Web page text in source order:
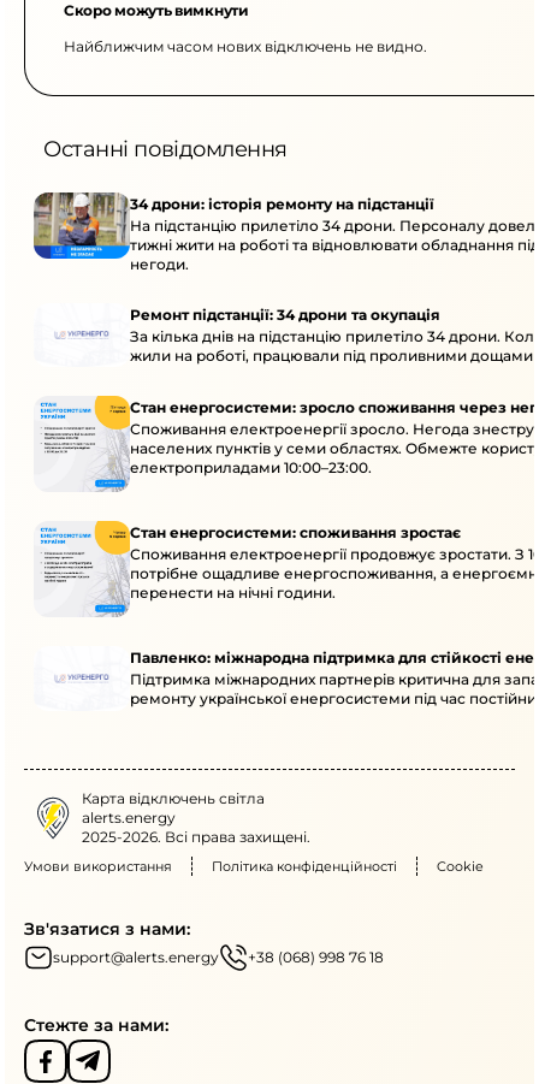
Скоро можуть вимкнути
Найближчим часом нових відключень не видно.
Останні повідомлення
34 дрони: історія ремонту на підстанції
На підстанцію прилетіло 34 дрони. Персоналу
тижні жити на роботі та відновлювати обладнання під
негоди.
Ремонт підстанції: 34 дрони та окупація
За кілька днів на підстанцію прилетіло 34 дрони.
жили на роботі, працювали під проливними дощами
Стан енергосистеми: зросло споживання через
Споживання електроенергії зросло. Негода
населених пунктів у семи областях. Обмежте
електроприладами 10:00–23:00.
Стан енергосистеми: споживання зростає
Споживання електроенергії продовжує зростати. З
потрібне ощадливе енергоспоживання, а
перенести на нічні години.
Павленко: міжнародна підтримка для стійкості
Підтримка міжнародних партнерів критична для
ремонту української енергосистеми під час
Карта відключень світла
alerts.energy
2025-2026. Всі права захищені.
Умови використання Політика конфіденційності Cookie
Зв'язатися з нами:
support@alerts.energy +38 (068) 998 76 18
Стежте за нами: